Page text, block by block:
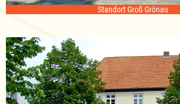
Standort Groß Grönau